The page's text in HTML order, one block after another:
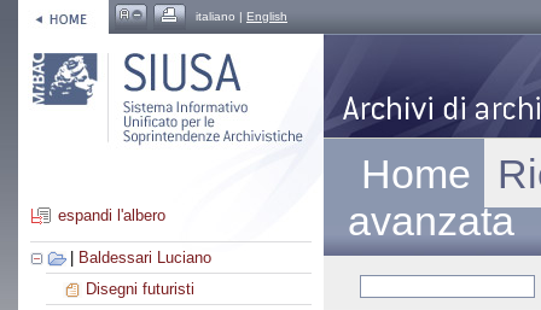
italiano | English
espandi l'albero
Baldessari Luciano
Disegni futuristi
Home
avanzata